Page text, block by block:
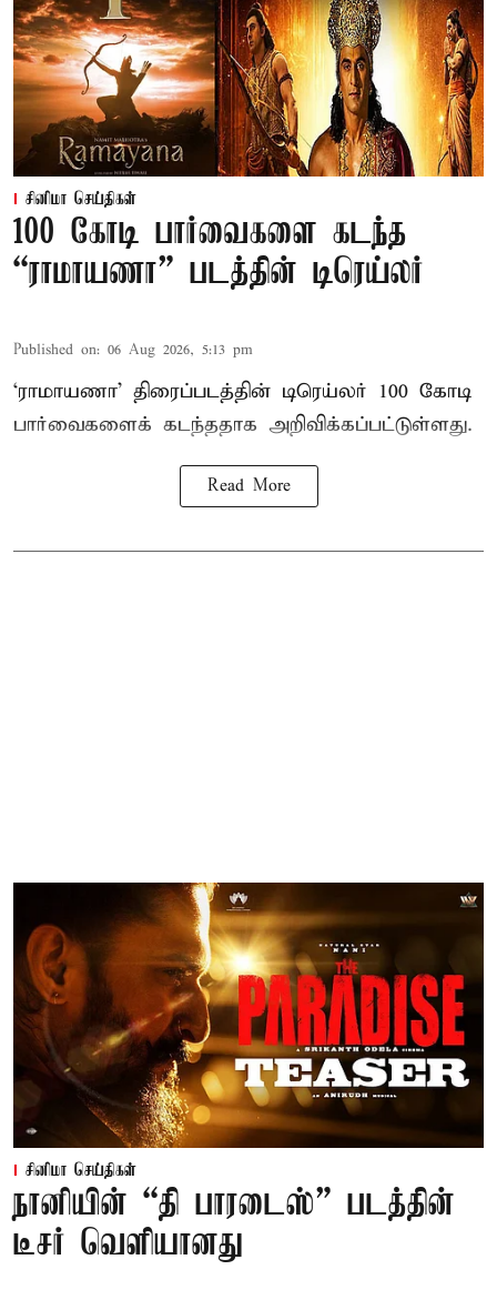
சினிமா செய்திகள்
100 கோடி பார்வைகளை கடந்த
“ராமாயணா” படத்தின் டிரெய்லர்
Published on: 06 Aug 2026, 5:13 pm
‘ராமாயணா’ திரைப்படத்தின் டிரெய்லர் 100 கோடி
பார்வைகளைக் கடந்ததாக அறிவிக்கப்பட்டுள்ளது.
Read More
சினிமா செய்திகள்
நானியின் “தி பாரடைஸ்” படத்தின்
டீசர் வெளியானது